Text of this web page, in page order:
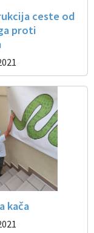
ceste od
proti
kača